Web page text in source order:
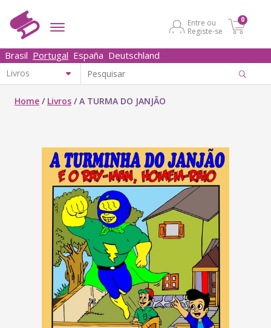
Entre ou
Registe-se
0
Brasil Portugal España Deutschland
Home / Livros /A TURMA DO JANJÃO